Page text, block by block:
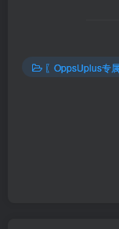
〖OppsUplus专属